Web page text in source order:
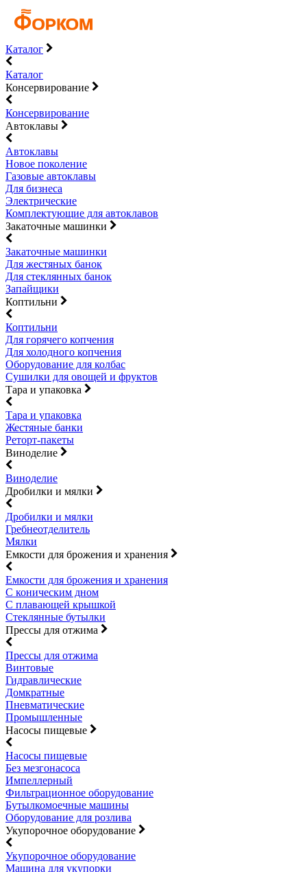
Каталог
Каталог
Консервирование
Консервирование
Автоклавы
Автоклавы
Новое поколение
Газовые автоклавы
Для бизнеса
Электрические
Комплектующие для автоклавов
Закаточные машинки
Закаточные машинки
Для жестяных банок
Для стеклянных банок
Запайщики
Коптильни
Коптильни
Для горячего копчения
Для холодного копчения
Оборудование для колбас
Сушилки для овощей и фруктов
Тара и упаковка
Тара и упаковка
Жестяные банки
Реторт-пакеты
Виноделие
Виноделие
Дробилки и мялки
Дробилки и мялки
Гребнеотделитель
Мялки
Емкости для брожения и хранения
Емкости для брожения и хранения
С коническим дном
С плавающей крышкой
Стеклянные бутылки
Прессы для отжима
Прессы для отжима
Винтовые
Гидравлические
Домкратные
Пневматические
Промышленные
Насосы пищевые
Насосы пищевые
Без мезгонасоса
Импеллерный
Фильтрационное оборудование
Бутылкомоечные машины
Оборудование для розлива
Укупорочное оборудование
Укупорочное оборудование
Машина для укупорки